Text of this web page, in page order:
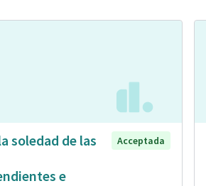
soledad de las
e
Acceptada